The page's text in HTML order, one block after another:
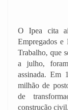
O Ipea cita
Empregados e
Trabalho, que
a julho,
assinada. Em
milhão de
de
construção civil.